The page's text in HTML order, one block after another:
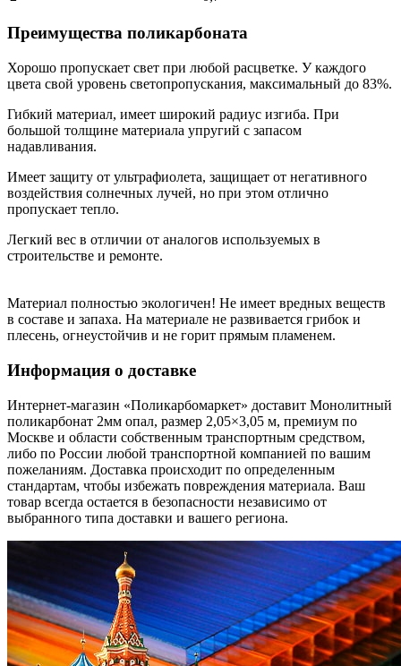
Преимущества поликарбоната
Хорошо пропускает свет при любой расцветке. У каждого
цвета свой уровень светопропускания, максимальный до 83%.
Гибкий материал, имеет широкий радиус изгиба. При
большой толщине материала упругий с запасом
надавливания.
Имеет защиту от ультрафиолета, защищает от негативного
воздействия солнечных лучей, но при этом отлично
пропускает тепло.
Легкий вес в отличии от аналогов используемых в
строительстве и ремонте.
Материал полностью экологичен! Не имеет вредных веществ
в составе и запаха. На материале не развивается грибок и
плесень, огнеустойчив и не горит прямым пламенем.
Информация о доставке
Интернет-магазин «Поликарбомаркет» доставит Монолитный
поликарбонат 2мм опал, размер 2,05×3,05 м, премиум по
Москве и области собственным транспортным средством,
либо по России любой транспортной компанией по вашим
пожеланиям. Доставка происходит по определенным
стандартам, чтобы избежать повреждения материала. Ваш
товар всегда остается в безопасности независимо от
выбранного типа доставки и вашего региона.